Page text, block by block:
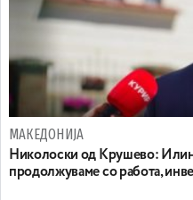
МАКЕДОНИЈА
Николоски од Крушево:
продолжуваме со работа,